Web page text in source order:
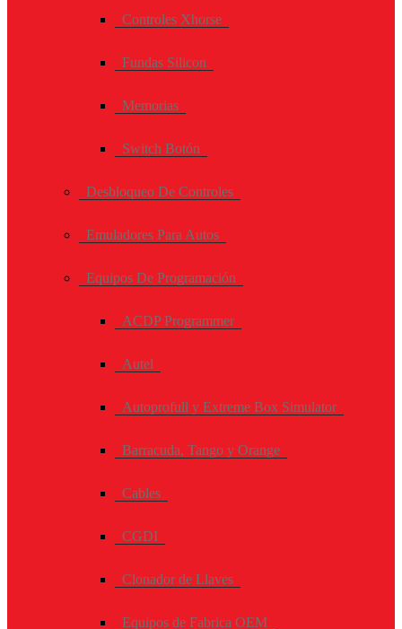
Controles Xhorse
Fundas Silicon
Memorias
Switch Botón
Desbloqueo De Controles
Emuladores Para Autos
Equipos De Programación
ACDP Programmer
Autel
Autoprofull y Extreme Box Simulator
Barracuda, Tango y Orange
Cables
CGDI
Clonador de Llaves
Equipos de Fabrica OEM